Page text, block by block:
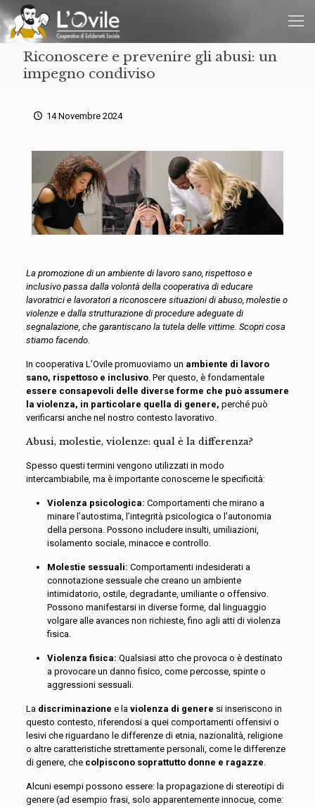
Riconoscere e prevenire gli abusi: un
impegno condiviso
14 Novembre 2024
La promozione di un ambiente di lavoro sano, rispettoso e
inclusivo passa dalla volontà della cooperativa di educare
lavoratrici e lavoratori a riconoscere situazioni diabuso, molestie o
violenze e dalla strutturazione di procedure adeguate di
segnalazione, che garantiscano la tutela delle vittime. Scopri cosa
stiamo facendo.
In cooperativa L’Ovile promuoviamo un ambiente di lavoro
sano, rispettoso e inclusivo. Per questo, è fondamentale
essere consapevoli delle diverse forme che può assumere
la violenza, in particolare quella di genere, perché può
verificarsi anche nel nostro contesto lavorativo.
Abusi, molestie, violenze: qual è la differenza?
Spesso questi termini vengono utilizzati in modo
intercambiabile, ma è importante conoscerne le specificità:
Violenza psicologica: Comportamenti che mirano a
minare l’autostima, l’integrità psicologica o l’autonomia
della persona. Possono includere insulti, umiliazioni,
isolamento sociale, minacce e controllo.
Molestie sessuali: Comportamenti indesiderati a
connotazione sessuale che creano un ambiente
intimidatorio, ostile, degradante, umiliante o offensivo.
Possono manifestarsi in diverse forme, dal linguaggio
volgare alle avances non richieste, fino agli atti di violenza
fisica.
Violenza fisica: Qualsiasi atto che provoca o è destinato
a provocare un danno fisico, come percosse, spinte o
aggressioni sessuali.
La discriminazione e la violenza di genere si inseriscono in
questo contesto, riferendosi a quei comportamenti offensivi o
lesivi che riguardano le differenze di etnia, nazionalità, religione
o altre caratteristiche strettamente personali, come le differenze
di genere, che colpiscono soprattutto donne e ragazze.
Alcuni esempi possono essere: la propagazione di stereotipi di
genere (ad esempio frasi, solo apparentemente innocue, come: